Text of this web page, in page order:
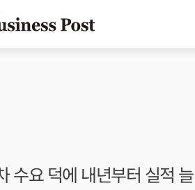
수요 덕에 내년부터 실적